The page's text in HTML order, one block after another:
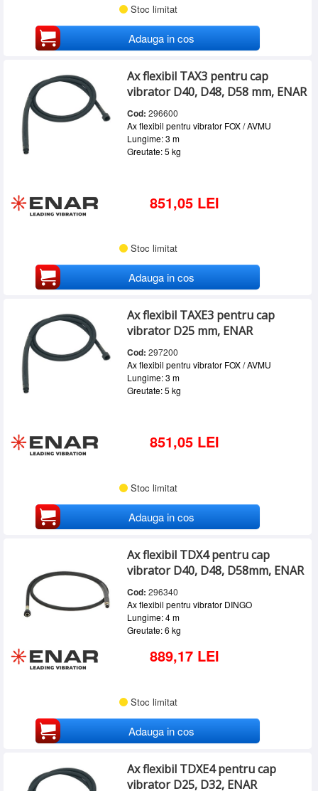
Stoc limitat
Adauga in cos
Ax flexibil TAX3 pentru cap
vibrator D40, D48, D58 mm, ENAR
Cod: 296600
Ax flexibil pentru vibrator FOX / AVMU
Lungime: 3 m
Greutate: 5 kg
851,05 LEI
Stoc limitat
Adauga in cos
Ax flexibil TAXE3 pentru cap
vibrator D25 mm, ENAR
Cod: 297200
Ax flexibil pentru vibrator FOX / AVMU
Lungime: 3 m
Greutate: 5 kg
851,05 LEI
Stoc limitat
Adauga in cos
Ax flexibil TDX4 pentru cap
vibrator D40, D48, D58mm, ENAR
Cod: 296340
Ax flexibil pentru vibrator DINGO
Lungime: 4 m
Greutate: 6 kg
889,17 LEI
Stoc limitat
Adauga in cos
Ax flexibil TDXE4 pentru cap
vibrator D25, D32, ENAR